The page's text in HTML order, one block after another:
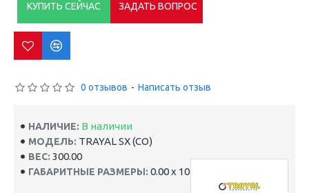
НАЛИЧИЕ: В наличии
МОДЕЛЬ: TRAYAL SX (СО)
ВЕС: 300.00
ГАБАРИТНЫЕ РАЗМЕРЫ: 0.00 x 102.00 x 107.00
0 отзывов - Написать отзыв
КУПИТЬ СЕЙЧАС ЗАДАТЬ ВОПРОС